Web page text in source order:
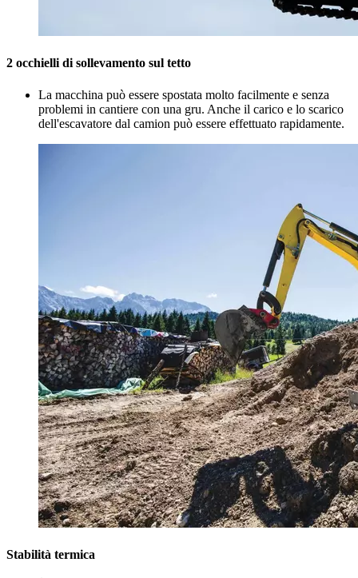
2 occhielli di sollevamento sul tetto
La macchina può essere spostata molto facilmente e senza
problemi in cantiere con una gru. Anche il carico e lo scarico
dell'escavatore dal camion può essere effettuato rapidamente.
Stabilità termica